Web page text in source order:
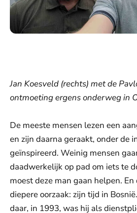
Jan Koesveld (rechts) met de
ontmoeting ergens onderweg in
De meeste mensen lezen een
en zijn daarna geraakt, onder de
geïnspireerd. Weinig mensen
daadwerkelijk op pad om iets te
moest deze man gaan helpen.
diepere oorzaak: zijn tijd in
daar, in 1993, was hij als